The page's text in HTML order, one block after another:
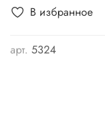
В избранное
арт. 5324
Посадочный
Вес товара в